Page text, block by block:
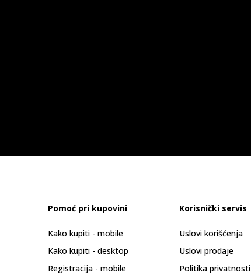
Pomoć pri kupovini
Kako kupiti - mobile
Kako kupiti - desktop
Registracija - mobile
Korisnički servis
Uslovi korišćenja
Uslovi prodaje
Politika privatnosti